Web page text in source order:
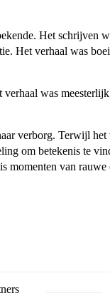
Het schrijven
Het verhaal was
was
verborg. Terwijl
om betekenis te
momenten van rauwe